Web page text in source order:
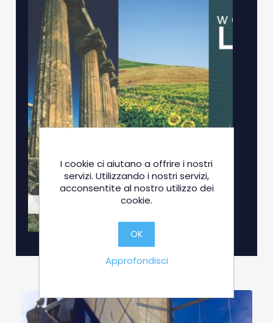
I cookie ci aiutano a offrire i nostri
servizi. Utilizzando i nostri servizi,
acconsentite al nostro utilizzo dei
cookie.
OK
Approfondisci